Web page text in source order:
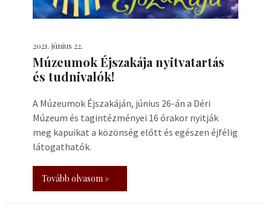
2021. június 22.
Múzeumok Éjszakája nyitvatartás
és tudnivalók!
A Múzeumok Éjszakáján, június 26-án a Déri
Múzeum és tagintézményei 16 órakor nyitják
meg kapuikat a közönség előtt és egészen éjfélig
látogathatók.
Tovább olvasom »